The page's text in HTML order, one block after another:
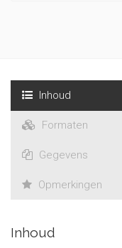
Inhoud
Formaten
Gegevens
Opmerkingen
Inhoud